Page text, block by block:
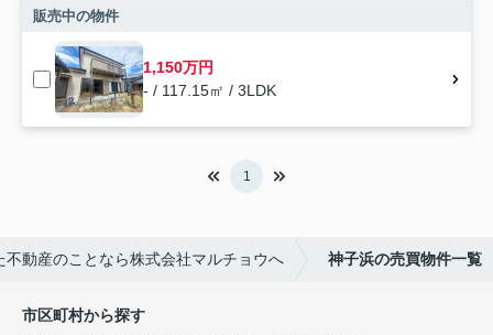
販売中の物件
1,150万円
- / 117.15㎡ / 3LDK
1
不動産のことなら株式会社マルチョウへ 神子浜の売買物件一覧
市区町村から探す